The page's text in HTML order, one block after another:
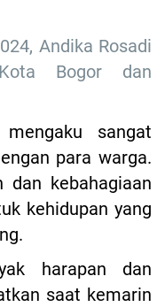
Andika Rosadi
Bogor dan
sangat
para warga.
dan kebahagiaan
kehidupan yang
harapan dan
saat kemarin